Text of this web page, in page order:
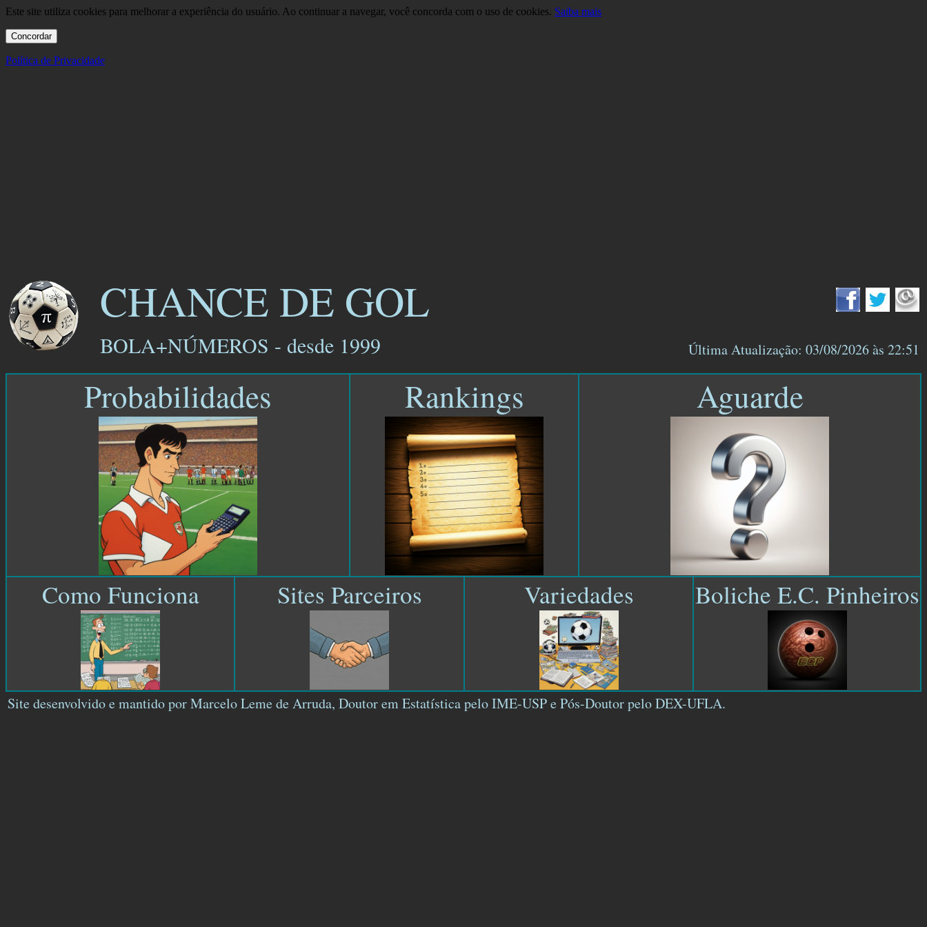
Este site utiliza cookies para melhorar a experiência do usuário. Ao continuar a navegar, você concorda com o uso de cookies. Saiba mais
Concordar
Política de Privacidade
CHANCE DE GOL
BOLA+NÚMEROS - desde 1999 Última Atualização: 03/08/2026 às 22:51
Probabilidades Rankings Aguarde
Como Funciona Sites Parceiros Variedades Boliche E.C. Pinheiros
Site desenvolvido e mantido por Marcelo Leme de Arruda, Doutor em Estatística pelo IME-USP e Pós-Doutor pelo DEX-UFLA.